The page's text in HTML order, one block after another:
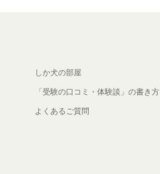
しか犬の部屋
「受験の口コミ・体験談」の書き方
よくあるご質問